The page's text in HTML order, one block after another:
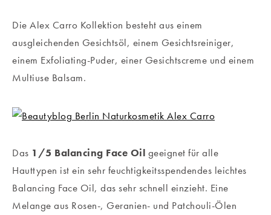
Die Alex Carro Kollektion besteht aus einem
ausgleichenden Gesichtsöl, einem Gesichtsreiniger,
einem Exfoliating-Puder, einer Gesichtscreme und einem
Multiuse Balsam.
Das 1/5 Balancing Face Oil geeignet für alle
Hauttypen ist ein sehr feuchtigkeitsspendendes leichtes
Balancing Face Oil, das sehr schnell einzieht. Eine
Melange aus Rosen-, Geranien- und Patchouli-Ölen